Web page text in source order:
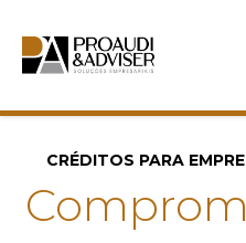
QUEM SOMOS
INFORMATIVO
LINKS ÚTEIS
CRÉDITOS PARA